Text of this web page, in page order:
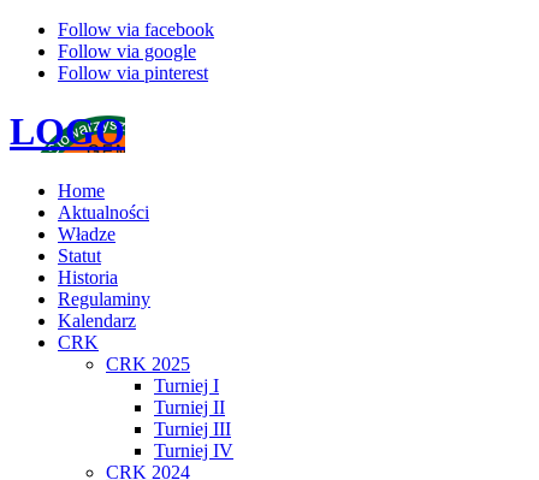
Follow via facebook
Follow via google
Follow via pinterest
LOGO
Home
Aktualności
Władze
Statut
Historia
Regulaminy
Kalendarz
CRK
CRK 2025
Turniej I
Turniej II
Turniej III
Turniej IV
CRK 2024